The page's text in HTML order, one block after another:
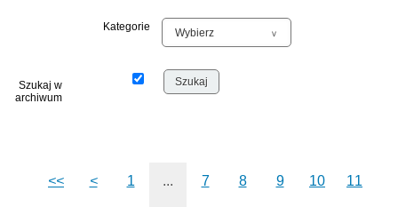
Kategorie
Szukaj w
archiwum
<< < 1 ... 7 8 9 10 11